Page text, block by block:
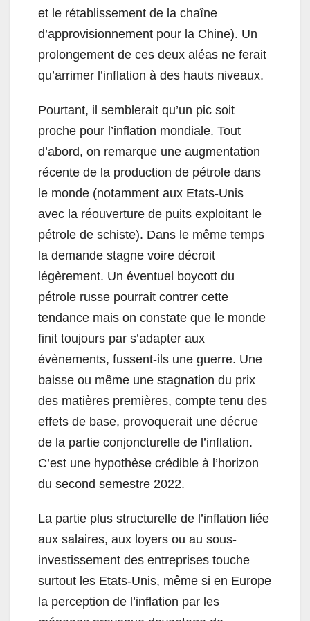
et le rétablissement de la chaîne
d’approvisionnement pour la Chine). Un
prolongement de ces deux aléas ne ferait
qu’arrimer l’inflation à des hauts niveaux.
Pourtant, il semblerait qu’un pic soit
proche pour l’inflation mondiale. Tout
d’abord, on remarque une augmentation
récente de la production de pétrole dans
le monde (notamment aux Etats-Unis
avec la réouverture de puits exploitant le
pétrole de schiste). Dans le même temps
la demande stagne voire décroit
légèrement. Un éventuel boycott du
pétrole russe pourrait contrer cette
tendance mais on constate que le monde
finit toujours par s’adapter aux
évènements, fussent-ils une guerre. Une
baisse ou même une stagnation du prix
des matières premières, compte tenu des
effets de base, provoquerait une décrue
de la partie conjoncturelle de l’inflation.
C’est une hypothèse crédible à l’horizon
du second semestre 2022.
La partie plus structurelle de l’inflation liée
aux salaires, aux loyers ou au sous-
investissement des entreprises touche
surtout les Etats-Unis, même si en Europe
la perception de l’inflation par les